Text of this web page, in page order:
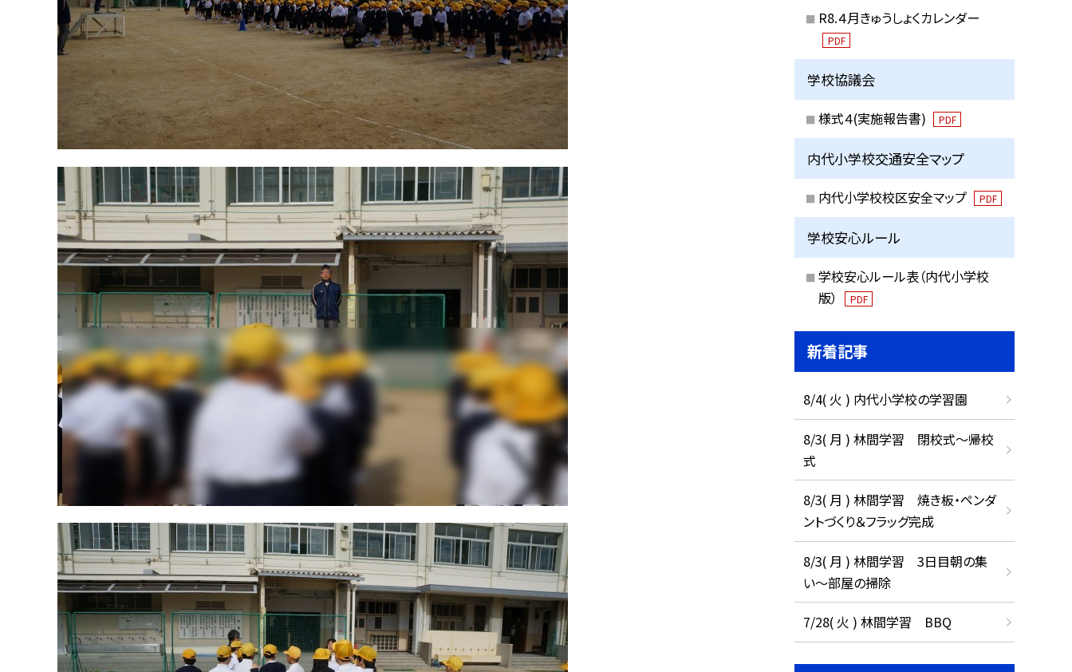
R8.４月きゅうしょくカレンダー
PDF
学校協議会
様式４(実施報告書) PDF
内代小学校交通安全マップ
内代小学校校区安全マップ PDF
学校安心ルール
学校安心ルール表（内代小学校
版）
PDF
新着記事
8/4( 火 ) 内代小学校の学習園
8/3( 月 ) 林間学習 閉校式～帰校
式
8/3( 月 ) 林間学習 焼き板・ペンダ
ントづくり＆フラッグ完成
8/3( 月 ) 林間学習 3日目朝の集
い～部屋の掃除
7/28( 火 ) 林間学習 BBQ